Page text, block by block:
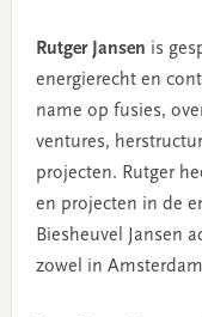
Rutger Jansen is
energierecht en
name op fusies,
ventures,
projecten. Rutger
en projecten in de
Biesheuvel Jansen
zowel in